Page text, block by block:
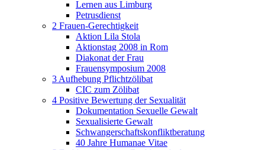
Lernen aus Limburg
Petrusdienst
2 Frauen-Gerechtigkeit
Aktion Lila Stola
Aktionstag 2008 in Rom
Diakonat der Frau
Frauensymposium 2008
3 Aufhebung Pflichtzölibat
CIC zum Zölibat
4 Positive Bewertung der Sexualität
Dokumentation Sexuelle Gewalt
Sexualisierte Gewalt
Schwangerschaftskonfliktberatung
40 Jahre Humanae Vitae